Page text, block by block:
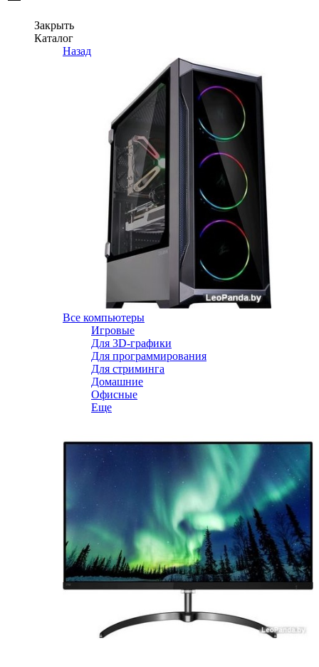
Закрыть
Каталог
Назад
Все компьютеры
Игровые
Для 3D-графики
Для программирования
Для стриминга
Домашние
Офисные
Еще